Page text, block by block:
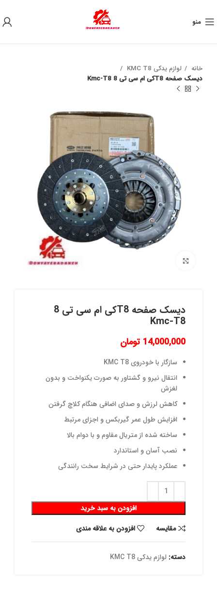
منو
خانه
لوازم یدکی KMC T8
دیسک صفحه T8کی ام سی تی 8 Kmc-T8
دیسک صفحه T8کی ام سی تی 8
Kmc-T8
14,000,000 تومان
سازگار با خودروی KMC T8
انتقال نیرو و گشتاور به صورت یکنواخت و بدون
لغزش
کاهش لرزش و صدای اضافی هنگام کلاچ گرفتن
افزایش طول عمر گیربکس و اجزای مرتبط
ساخته شده از متریال مقاوم و با دوام بالا
نصب آسان و استاندارد
عملکرد پایدار حتی در شرایط سخت رانندگی
افزودن به سبد خرید
مقايسه
افزودن به علاقه مندی
دسته: لوازم یدکی KMC T8
به علت نوسان ارز ، لطفا قبل از خرید تماس بگیرید.